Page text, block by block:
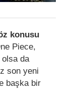
konusu
Piece,
olsa da
son yeni
başka bir